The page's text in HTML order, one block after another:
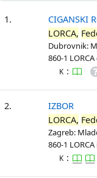
1.
CIGANSKI
LORCA,
Dubrovnik:
860-1 LORCA
K :
2.
IZBOR
LORCA,
Zagreb:
860-1
K :